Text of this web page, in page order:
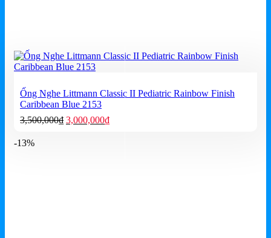
Ống Nghe Littmann Classic II Pediatric Rainbow Finish
Caribbean Blue 2153
3,500,000₫ Giá
3,000,000₫Giá
-13%